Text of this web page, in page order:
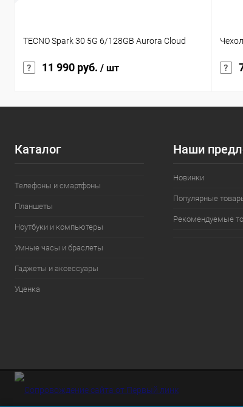
TECNO Spark 30 5G 6/128GB Aurora Cloud
11 990 руб. / шт
Каталог
Телефоны и смартфоны
Планшеты
Ноутбуки и компьютеры
Умные часы и браслеты
Гаджеты и аксессуары
Уценка
Наши
Новинки
Популярные
Рекомендуемые